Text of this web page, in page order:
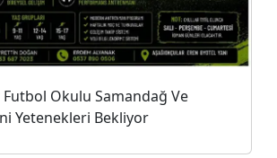
Okulu Samandağ Ve
Yetenekleri Bekliyor